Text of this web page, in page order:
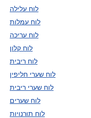
לוח עלילה
לוח עמלות
לוח עריכה
לוח קלון
לוח ריבית
לוח שערי חליפין
לוח שערי ריבית
לוח שערים
לוח תורנויות